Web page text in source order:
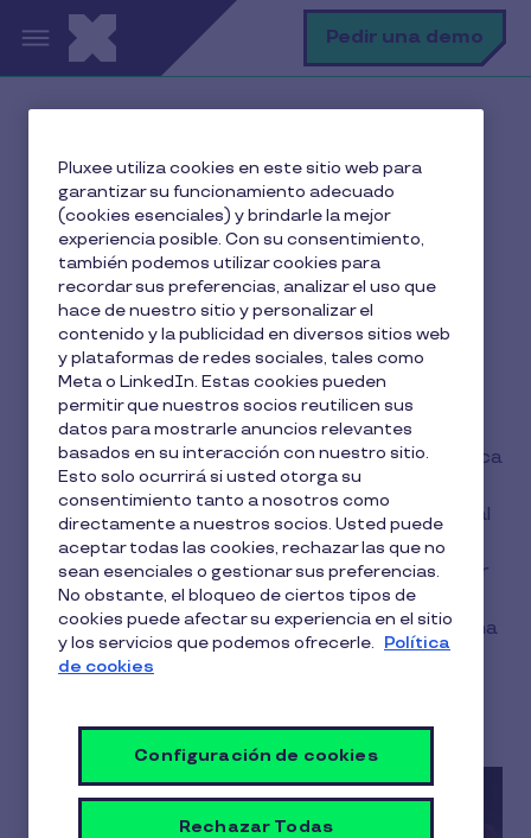
Pasar al contenido principal Pedir una demo
Las nuevas reglas del
engagement
Nuestro estudio global abarca 10 países y 8700
empleados, lo que nos brinda una perspectiva única
sobre cómo las personas se relacionan con el
trabajo. Los resultados revelan una fuerza laboral
comprometida, pero para la que el trabajo forma
parte de una ecuación más amplia compuesta por
los amigos, la familia y la comunidad. Descubre las
nuevas reglas del compromiso y cómo darán forma
al futuro del trabajo.
Pluxee utiliza cookies en este sitio web para
garantizar su funcionamiento adecuado
(cookies esenciales) y brindarle la mejor
experiencia posible. Con su consentimiento,
también podemos utilizar cookies para
recordar sus preferencias, analizar el uso que
hace de nuestro sitio y personalizar el
contenido y la publicidad en diversos sitios web
y plataformas de redes sociales, tales como
Meta o LinkedIn. Estas cookies pueden
permitir que nuestros socios reutilicen sus
datos para mostrarle anuncios relevantes
basados en su interacción con nuestro sitio.
Esto solo ocurrirá si usted otorga su
consentimiento tanto a nosotros como
directamente a nuestros socios. Usted puede
aceptar todas las cookies, rechazar las que no
sean esenciales o gestionar sus preferencias.
No obstante, el bloqueo de ciertos tipos de
cookies puede afectar su experiencia en el sitio
y los servicios que podemos ofrecerle. Política
de cookies
Configuración de cookies
Rechazar Todas